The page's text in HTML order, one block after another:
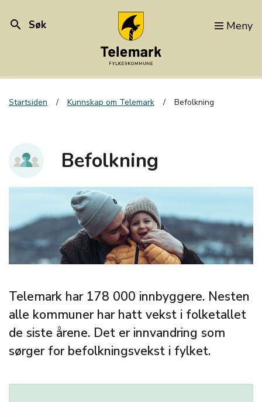
search Søk Meny
Startsiden Kunnskap om Telemark Befolkning
Befolkning
Telemark har 178 000 innbyggere. Nesten
alle kommuner har hatt vekst i folketallet
de siste årene. Det er innvandring som
sørger for befolkningsvekst i fylket.